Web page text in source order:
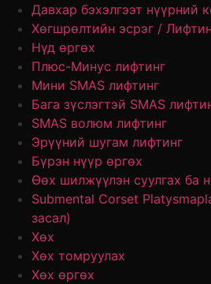
Давхар бэхэлгээт нүүрний
Хөгшрөлтийн эсрэг /
Нүд өргөх
Плюс-Минус лифтинг
Мини SMAS лифтинг
Бага зүслэгтэй SMAS
SMAS волюм лифтинг
Эрүүний шугам лифтинг
Бүрэн нүүр өргөх
Өөх шилжүүлэн суулгах ба
Submental Corset
засал)
Хөх
Хөх томруулах
Хөх өргөх